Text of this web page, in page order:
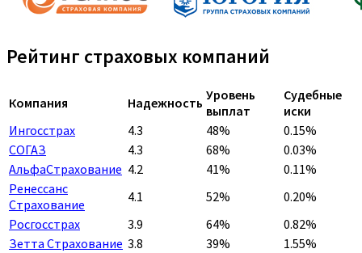
Рейтинг страховых компаний
Компания Надежность Уровень
выплат
Судебные
иски
Ингосстрах
4.3 48%
0.15%
СОГАЗ
4.3 68%
0.03%
АльфаСтрахование 4.2 41%
0.11%
Ренессанс
Страхование
4.1 52%
0.20%
Росгосстрах
3.9 64%
0.82%
Зетта Страхование 3.8 39%
1.55%